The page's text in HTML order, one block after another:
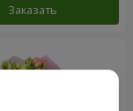
Заказать